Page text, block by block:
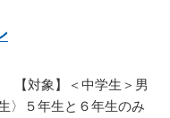
【対象】＜中学生＞男
〉５年生と６年生のみ